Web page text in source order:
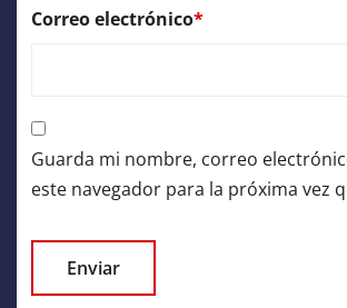
Correo electrónico*
Guarda mi nombre, correo
este navegador para la próxima vez